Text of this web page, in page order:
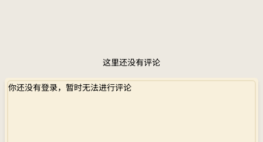
这里还没有评论
你还没有登录，暂时无法进行评论